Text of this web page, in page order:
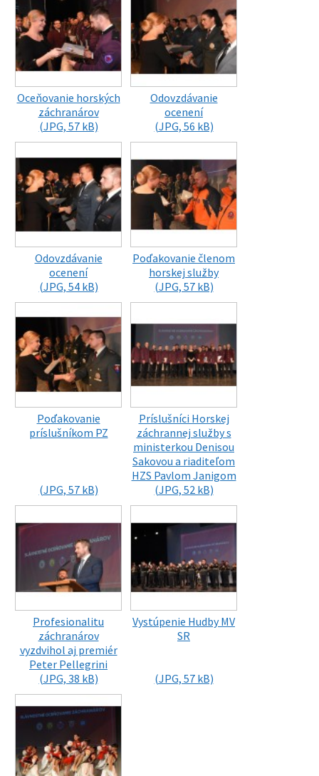
Oceňovanie horských
záchranárov
(JPG, 57 kB)
Odovzdávanie
ocenení
(JPG, 56 kB)
Odovzdávanie
ocenení
(JPG, 54 kB)
Poďakovanie členom
horskej služby
(JPG, 57 kB)
Poďakovanie
príslušníkom PZ
(JPG, 57 kB)
Príslušníci Horskej
záchrannej služby s
ministerkou Denisou
Sakovou a riaditeľom
HZS Pavlom Janigom
(JPG, 52 kB)
Profesionalitu
záchranárov
vyzdvihol aj premiér
Peter Pellegrini
(JPG, 38 kB)
Vystúpenie Hudby MV
SR
(JPG, 57 kB)